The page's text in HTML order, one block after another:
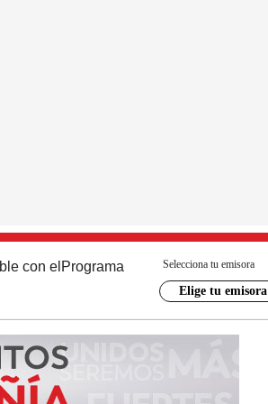
con el Programa Selecciona tu emisora
Elige tu emisora